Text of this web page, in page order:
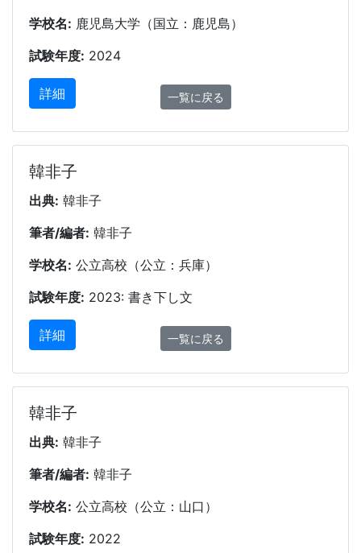
学校名: 鹿児島大学（国立：鹿児島）
試験年度: 2024
詳細 一覧に戻る
韓非子
出典: 韓非子
筆者/編者: 韓非子
学校名: 公立高校（公立：兵庫）
試験年度: 2023: 書き下し文
詳細 一覧に戻る
韓非子
出典: 韓非子
筆者/編者: 韓非子
学校名: 公立高校（公立：山口）
試験年度: 2022